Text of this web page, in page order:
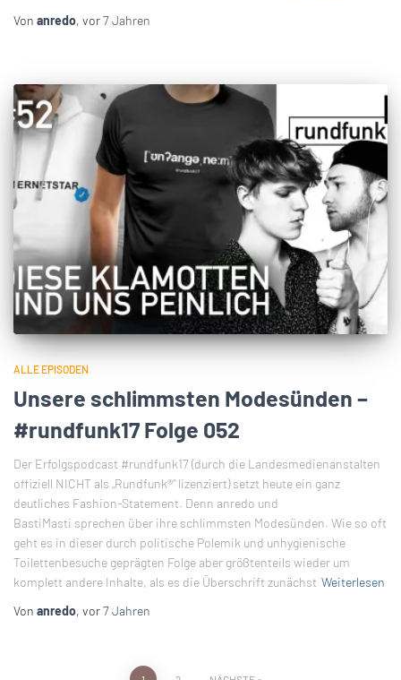
Von anredo, vor7 Jahren
ALLE EPISODEN
Unsere schlimmsten Modesünden –
#rundfunk17 Folge 052
Der Erfolgspodcast #rundfunk17 (durch die Landesmedienanstalten
offiziell NICHT als „Rundfunk®“ lizenziert) setzt heute ein ganz
deutliches Fashion-Statement. Denn anredo und
BastiMasti sprechen über ihre schlimmsten Modesünden. Wie so oft
geht es in dieser durch politische Polemik und unhygienische
Toilettenbesuche geprägten Folge aber größtenteils wieder um
komplett andere Inhalte, als es die Überschrift zunächst Weiterlesen
Von anredo, vor7 Jahren